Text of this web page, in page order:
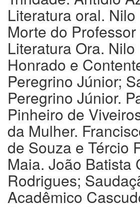
Literatura oral.
Morte do
Literatura Ora. Nilo
Honrado e
Peregrino Júnior;
Peregrino Júnior.
Pinheiro de
da Mulher.
de Souza e Tércio
Maia. João Batista
Rodrigues;
Acadêmico